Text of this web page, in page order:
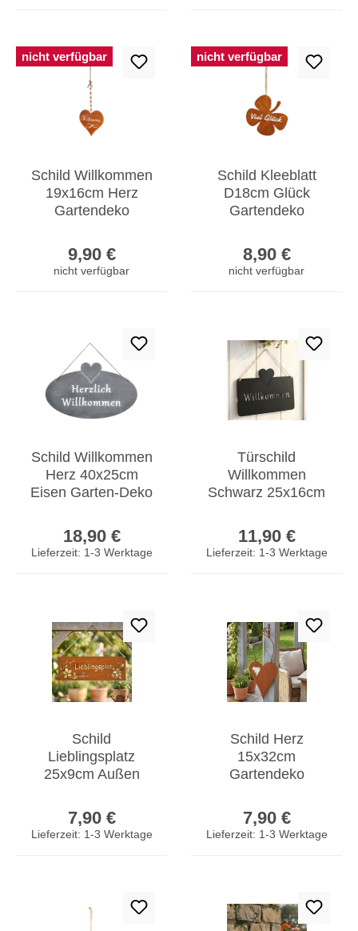
nicht verfügbar
Schild Willkommen
19x16cm Herz
Gartendeko
Wandbild Rostdeko
9,90 €
nicht verfügbar
nicht verfügbar
Schild Kleeblatt
D18cm Glück
Gartendeko
Wandbild Rostdeko
8,90 €
nicht verfügbar
Schild Willkommen
Herz 40x25cm
Eisen Garten-Deko
Wandschild
18,90 €
Lieferzeit: 1-3 Werktage
Türschild
Willkommen
Schwarz 25x16cm
Haustür
Gartendekoration
11,90 €
Lieferzeit: 1-3 Werktage
Schild
Lieblingsplatz
25x9cm Außen
Braun Blumen
Metall Türschild
7,90 €
Lieferzeit: 1-3 Werktage
Schild Herz
15x32cm
Gartendeko
Wandbild Rostdeko
Deko
7,90 €
Lieferzeit: 1-3 Werktage